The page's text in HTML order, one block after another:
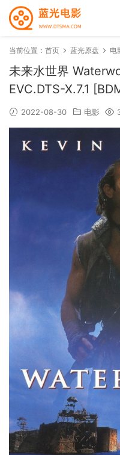
当前位置： 首页 蓝光原盘 电
未来水世界
EVC.DTS-X.7.1
2022-08-30 电影